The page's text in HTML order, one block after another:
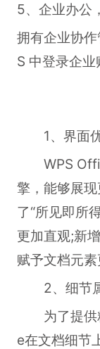
5、企业办公
拥有企业协
S 中登录企业
1、界面
WPS
擎，能够展
了“所见即所
更加直观;新
赋予文档元素
2、细节
为了提供
e在文档细节